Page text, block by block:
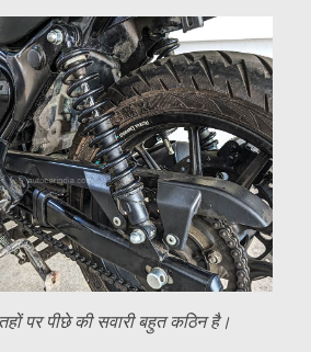
पर पीछे की सवारी बहुत कठिन है।